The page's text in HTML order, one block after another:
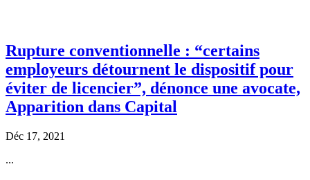
Rupture conventionnelle : “certains
employeurs détournent le dispositif pour
éviter de licencier”, dénonce une avocate,
Apparition dans Capital
Déc 17, 2021
...